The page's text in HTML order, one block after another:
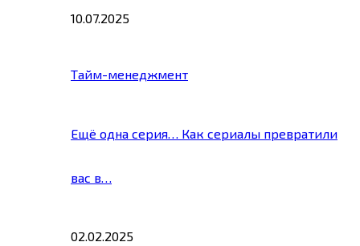
10.07.2025
Тайм-менеджмент
Ещё одна серия… Как сериалы превратили
вас в…
02.02.2025